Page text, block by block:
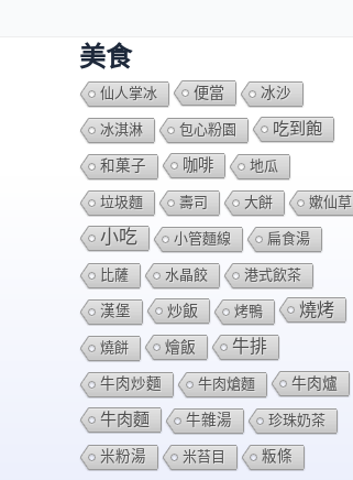
美食
仙人掌冰 便當 冰沙
冰淇淋 包心粉園 吃到飽
和菓子 咖啡 地瓜
垃圾麵 壽司 大餅 嫰仙草
小吃 小管麵線 扁食湯
比薩 水晶餃 港式飲茶
漢堡 炒飯 烤鴨 燒烤
燒餅 燴飯 牛排
牛肉炒麵 牛肉熗麵 牛肉爐
牛肉麵 牛雜湯 珍珠奶茶
米粉湯 米苔目 粄條